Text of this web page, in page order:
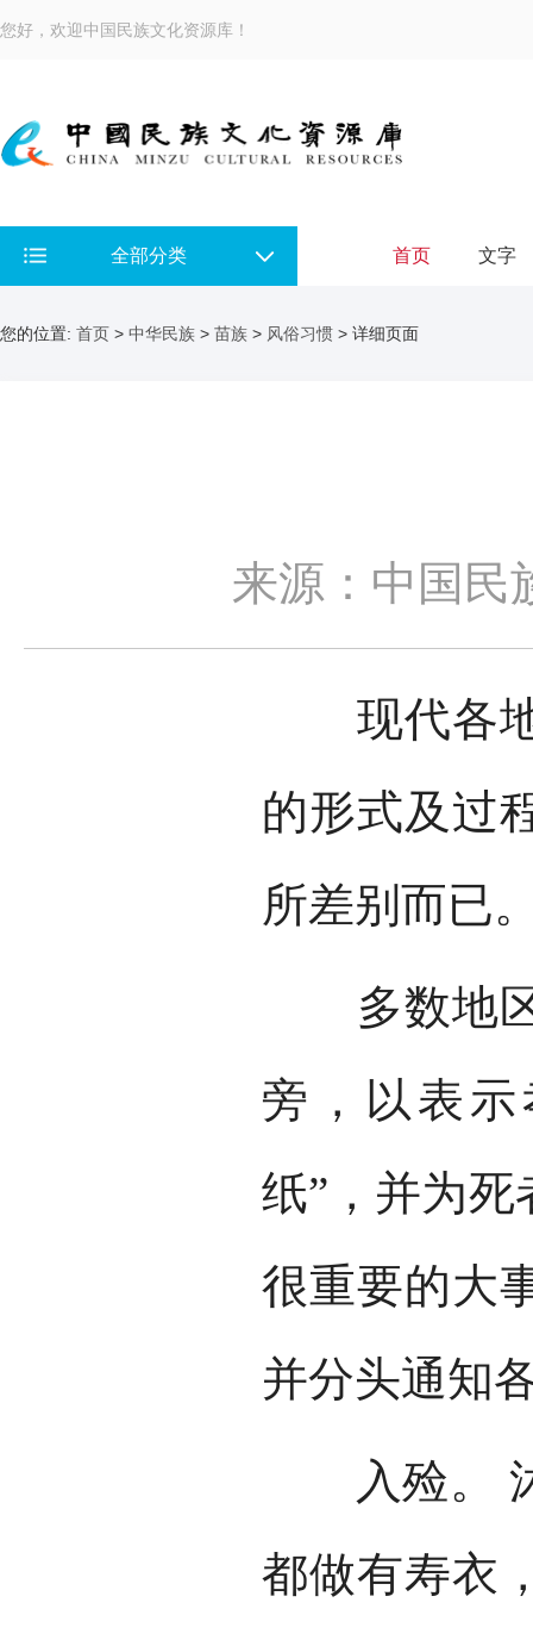
您好，欢迎中国民族文化资源库！
全部分类 首页 文字
您的位置: 首页 > 中华民族 > 苗族 > 风俗习惯 > 详细页面
来源：中国民
现代各地
的形式及过
所差别而已
多数地区
旁，以表
纸”，并为
很重要的大
并分头通知
入殓。 沐
都做有寿衣